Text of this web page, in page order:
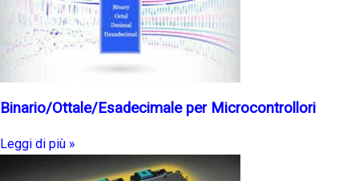
Binario/Ottale/Esadecimale per Microcontrollori
Leggi di più »